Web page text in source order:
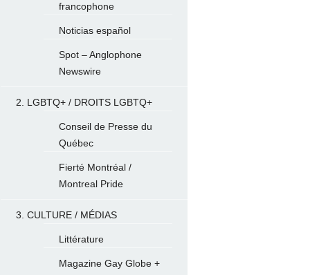
francophone
Noticias español
Spot – Anglophone
Newswire
2. LGBTQ+ / DROITS LGBTQ+
Conseil de Presse du
Québec
Fierté Montréal /
Montreal Pride
3. CULTURE / MÉDIAS
Littérature
Magazine Gay Globe +